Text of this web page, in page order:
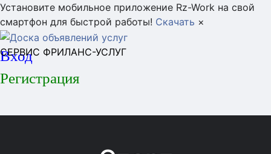
Установите мобильное приложение Rz-Work на свой
смартфон для быстрой работы! Скачать ×
СЕРВИС ФРИЛАНС-УСЛУГ
Вход
Регистрация